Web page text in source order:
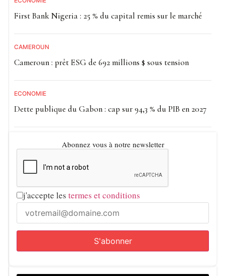
First Bank Nigeria : 25 % du capital remis sur le marché
CAMEROUN
Cameroun : prêt ESG de 692 millions $ sous tension
ECONOMIE
Dette publique du Gabon : cap sur 94,3 % du PIB en 2027
Abonnez vous à notre newsletter
j'accepte les termes et conditions